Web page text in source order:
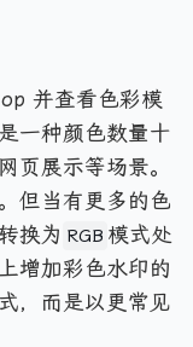
并查看色彩模
一种颜色数量十
页展示等场景。
但当有更多的色
换为 RGB 模式处
增加彩色水印的
，而是以更常见